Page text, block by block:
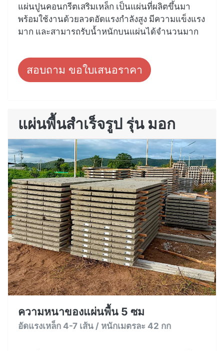
แผ่นปูนคอนกรีตเสริมเหล็ก เป็นแผ่นที่ผลิตขึ้นมา
พร้อมใช้งานด้วยลวดอัดแรงกำลังสูง มีความแข็งแรง
มาก และสามารถรับน้ำหนักบนแผ่นได้จำนวนมาก
สอบถาม ขอใบเสนอราคา
แผ่นพื้นสำเร็จรูป รุ่น มอก
ความหนาของแผ่นพื้น 5 ซม
อัดแรงเหล็ก 4-7 เส้น / หนักเมตรละ 42 กก